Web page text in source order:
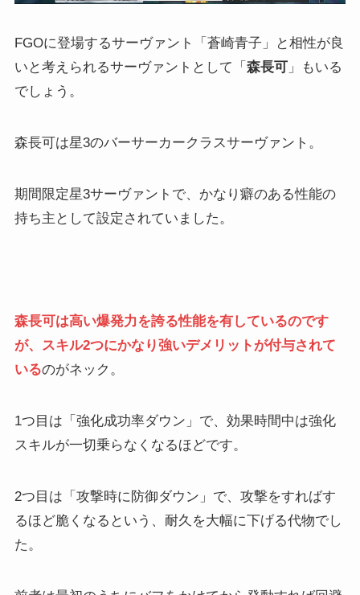
FGOに登場するサーヴァント「蒼崎青子」と相性が良
いと考えられるサーヴァントとして「 森長可」もいる
でしょう。
森長可は星3のバーサーカークラスサーヴァント。
期間限定星3サーヴァントで、かなり癖のある性能の
持ち主として設定されていました。
森長可は高い爆発力を誇る性能を有しているのです
が、スキル2つにかなり強いデメリットが付与されて
いるのがネック。
1つ目は「強化成功率ダウン」で、効果時間中は強化
スキルが一切乗らなくなるほどです。
2つ目は「攻撃時に防御ダウン」で、攻撃をすればす
るほど脆くなるという、耐久を大幅に下げる代物でし
た。